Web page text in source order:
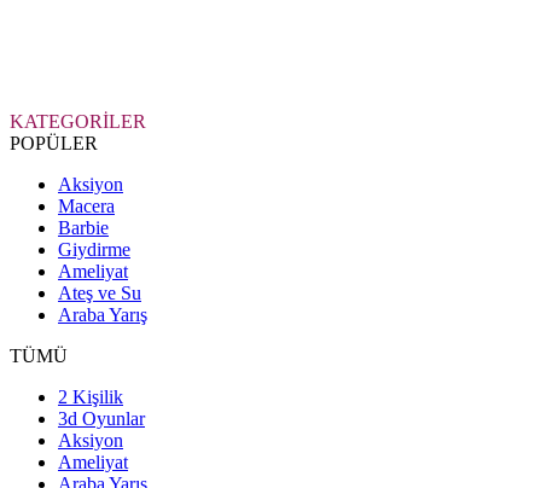
KATEGORİLER
POPÜLER
Aksiyon
Macera
Barbie
Giydirme
Ameliyat
Ateş ve Su
Araba Yarış
TÜMÜ
2 Kişilik
3d Oyunlar
Aksiyon
Ameliyat
Araba Yarış